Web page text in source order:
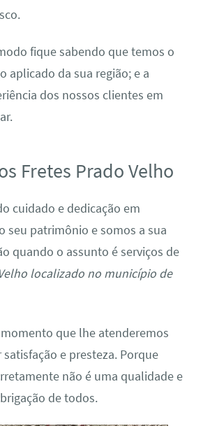
fique sabendo que temos o
aplicado da sua região; e a
dos nossos clientes em
Fretes Prado Velho
cuidado e dedicação em
seu patrimônio e somos a sua
quando o assunto é serviços de
localizado no município de
que lhe atenderemos
e presteza. Porque
não é uma qualidade e
de todos.